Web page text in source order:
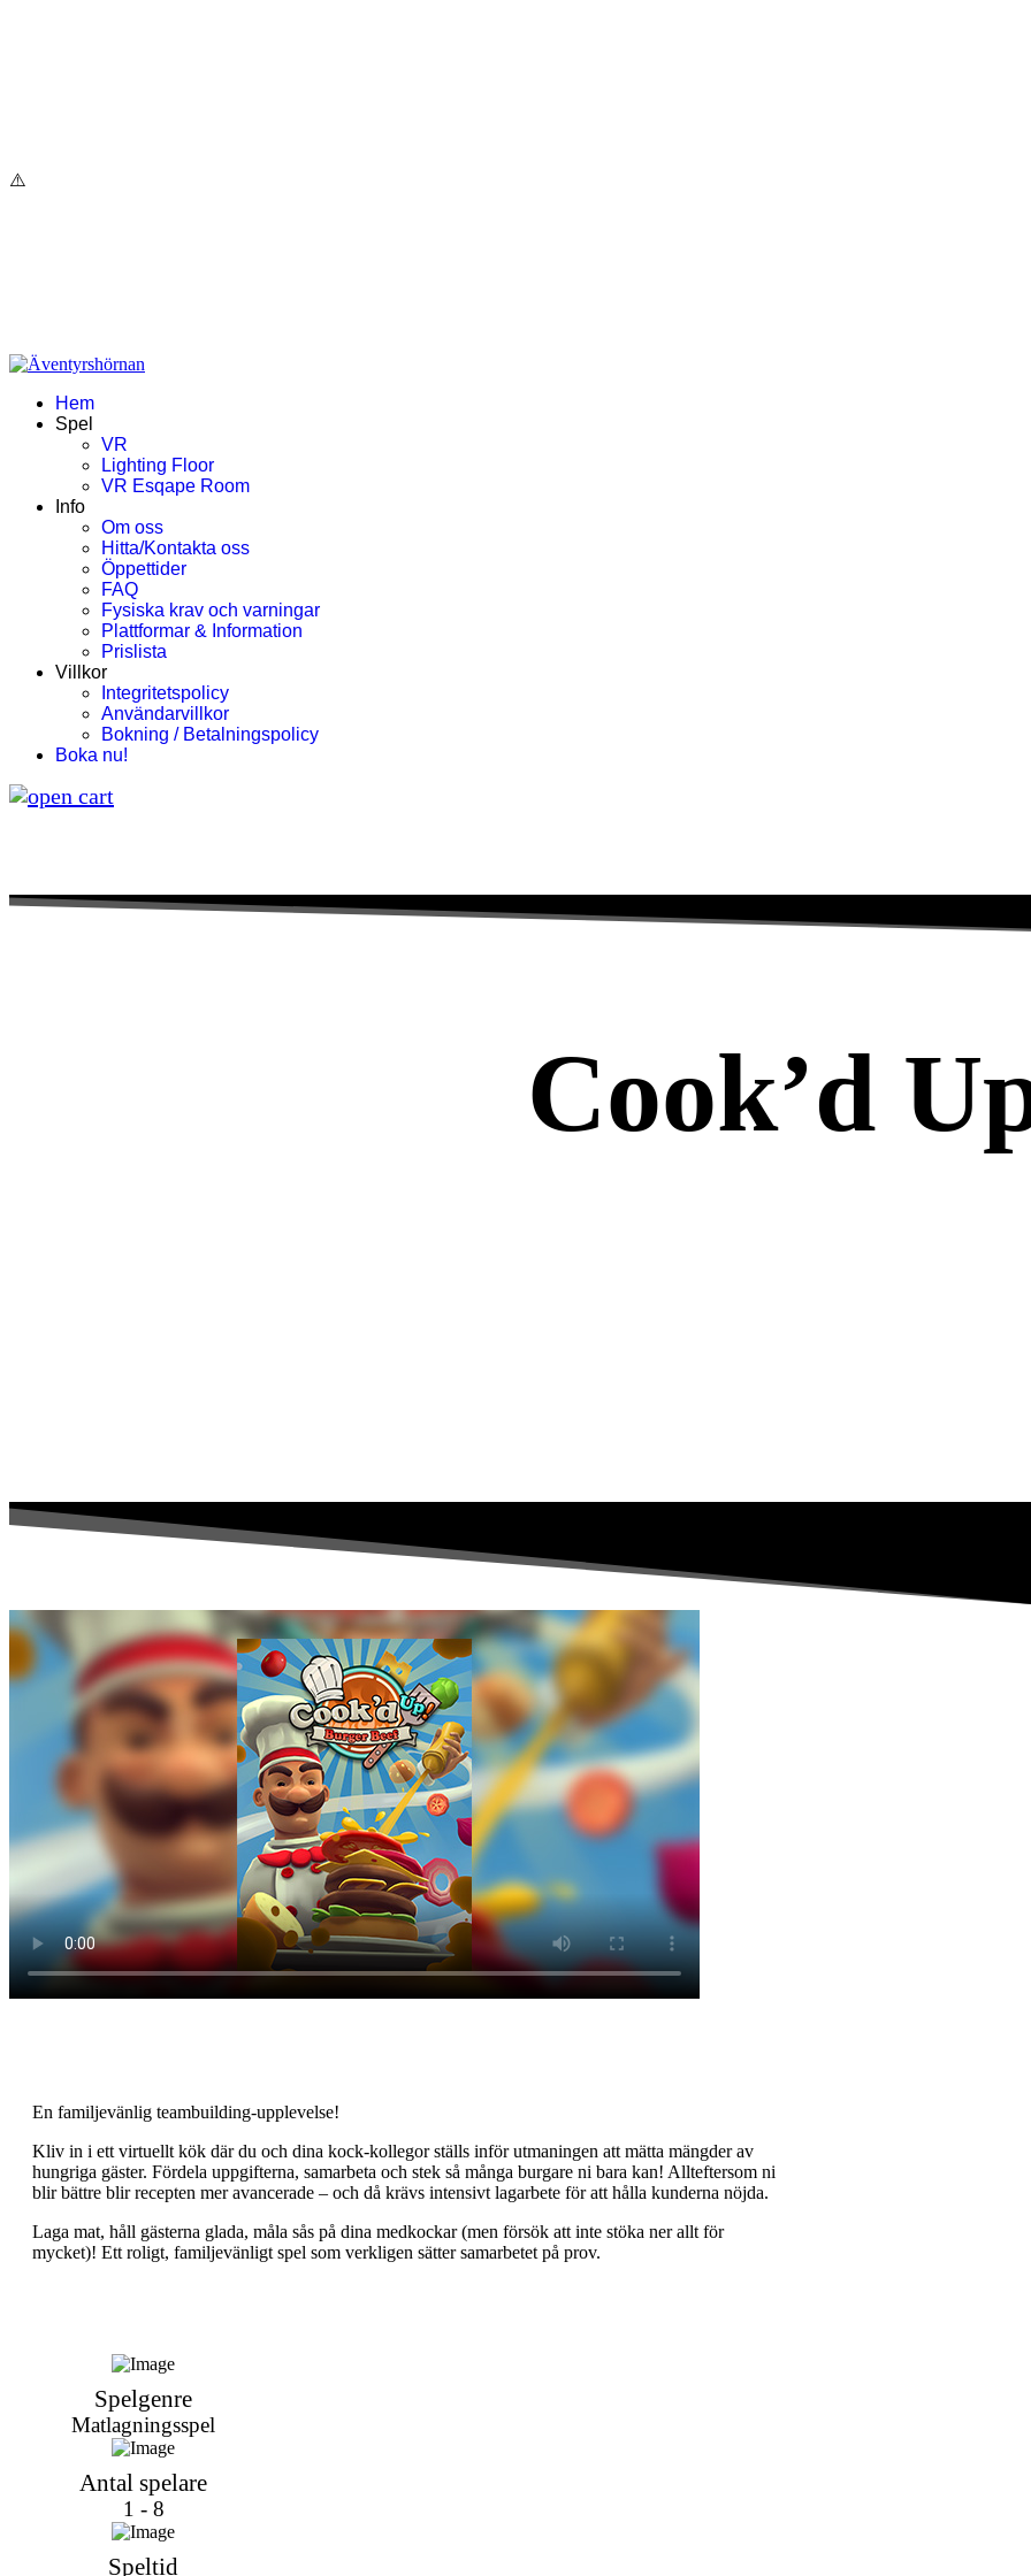
Hem
Spel
VR
Lighting Floor
VR Esqape Room
Info
Om oss
Hitta/Kontakta oss
Öppettider
FAQ
Fysiska krav och varningar
Plattformar & Information
Prislista
Villkor
Integritetspolicy
Användarvillkor
Bokning / Betalningspolicy
Boka nu!
Cook’d
En familjevänlig teambuilding-upplevelse!
Kliv in i ett virtuellt kök där du och dina kock-kollegor ställs inför utmaningen att mätta mängder av
hungriga gäster. Fördela uppgifterna, samarbeta och stek så många burgare ni bara kan! Allteftersom ni
blir bättre blir recepten mer avancerade – och då krävs intensivt lagarbete för att hålla kunderna nöjda.
Laga mat, håll gästerna glada, måla sås på dina medkockar (men försök att inte stöka ner allt för
mycket)! Ett roligt, familjevänligt spel som verkligen sätter samarbetet på prov.
Spelgenre
Matlagningsspel
Antal spelare
1 - 8
Speltid